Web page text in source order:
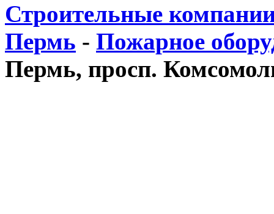
Строительные
Пермь - Пожарное
Пермь, просп.